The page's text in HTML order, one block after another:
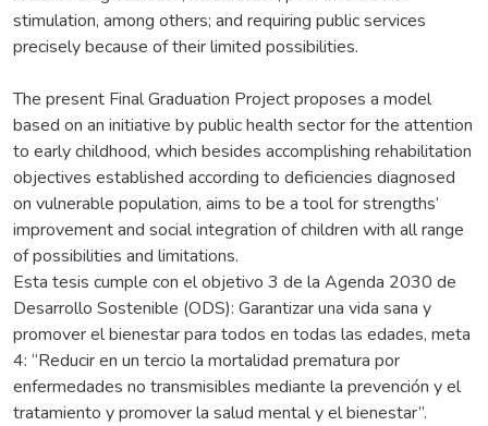
stimulation, among others; and requiring public services
precisely because of their limited possibilities.
The present Final Graduation Project proposes a model
based on an initiative by public health sector for the attention
to early childhood, which besides accomplishing rehabilitation
objectives established according to deficiencies diagnosed
on vulnerable population, aims to be a tool for strengths’
improvement and social integration of children with all range
of possibilities and limitations.
Esta tesis cumple con el objetivo 3 de la Agenda 2030 de
Desarrollo Sostenible (ODS): Garantizar una vida sana y
promover el bienestar para todos en todas las edades, meta
4: “Reducir en un tercio la mortalidad prematura por
enfermedades no transmisibles mediante la prevención y el
tratamiento y promover la salud mental y el bienestar”.